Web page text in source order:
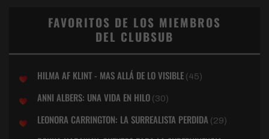
FAVORITOS DE LOS MIEMBROS
DEL CLUBSUB
HILMA AF KLINT - MAS ALLÁ DE LO VISIBLE (45)
ANNI ALBERS: UNA VIDA EN HILO (30)
LEONORA CARRINGTON: LA SURREALISTA PERDIDA (29)